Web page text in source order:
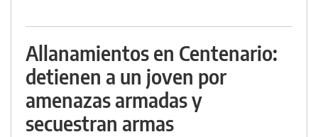
Allanamientos en Centenario:
detienen a un joven por
amenazas armadas y
secuestran armas